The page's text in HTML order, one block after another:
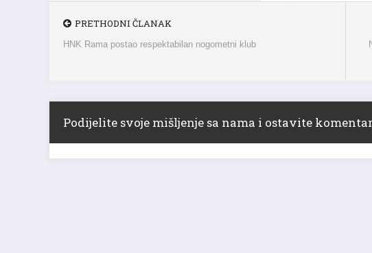
PRETHODNI ČLANAK
HNK Rama postao respektabilan nogometni klub
Podijelite svoje mišljenje sa nama i ostavite komentar